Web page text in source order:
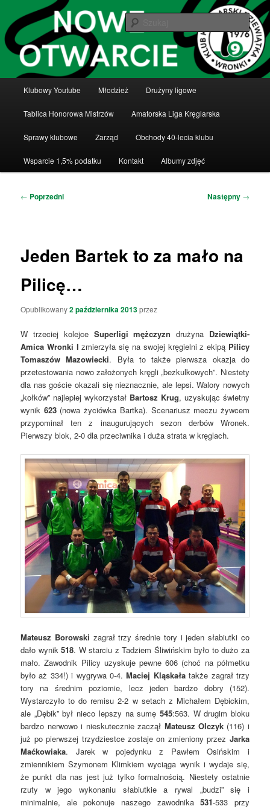
tekstu
Klub Kręglarski Dziewiątka Wronki
Klub Kręglarski Dziewiątka Wronki
Klubowy Youtube Młodzież Drużyny ligowe
Tablica Honorowa Mistrzów Amatorska Liga Kręglarska
Sprawy klubowe Zarząd Obchody 40-lecia klubu
Wsparcie 1,5% podatku Kontakt Albumy zdjęć
Nawigacja
← Poprzedni Następny →
Jeden Bartek to za mało na
Pilicę…
Opublikowany2 października 2013przez
W trzeciej kolejce Superligi mężczyzn drużyna Dziewiątki-
Amica Wronki I zmierzyła się na swojej kręgielni z ekipą Pilicy
Tomaszów Mazowiecki. Była to także pierwsza okazja do
przetestowania nowo założonych kręgli „bezkulkowych”. Niestety
dla nas goście okazali się nieznacznie, ale lepsi. Walory nowych
„kołków” najlepiej wykorzystał Bartosz Krug, uzyskując świetny
wynik 623(nowa życiówka Bartka). Scenariusz meczu żywcem
przypominał ten z inaugurujących sezon derbów Wronek.
Pierwszy blok, 2-0 dla przeciwnika i duża strata w kręglach.
Mateusz Borowski zagrał trzy średnie tory i jeden słabiutki co
dało wynik518. W starciu z Tadziem Śliwińskim było to dużo za
mało. Zawodnik Pilicy uzyskuje pewne 606 (choć na półmetku
było aż 334!) i wygrywa 0-4.Maciej Kląskałatakże zagrał trzy
tory na średnim poziomie, lecz jeden bardzo dobry (152).
Wystarczyło to do remisu 2-2 w setach z Michałem Dębickim,
ale „Dębik” był nieco lepszy na sumę 545:563. W drugim bloku
bardzo nerwowo i nieskutecznie zaczął Mateusz Olczyk (116) i
już po pierwszej trzydziestce zostaje on zmieniony przez Jarka
Maćkowiaka. Jarek w pojedynku z Pawłem Osińskim i
zmiennikiem Szymonem Klimkiem wyciąga wynik i wydaje się,
że punkt dla nas jest już tylko formalnością. Niestety ostatnie
rzuty w jego wykonaniu słabiutkie a rywal „budzi” się i
minimalnie, ale pokonuje naszego zawodnika531-533 przy